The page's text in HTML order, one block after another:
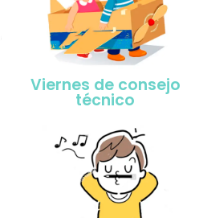
Viernes de consejo
técnico